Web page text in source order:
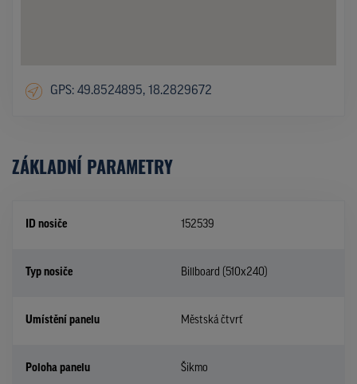
GPS: 49.8524895, 18.2829672
ZÁKLADNÍ PARAMETRY
ID nosiče 152539
Typ nosiče Billboard (510x240)
Umístění panelu Městská čtvrť
Poloha panelu Šikmo